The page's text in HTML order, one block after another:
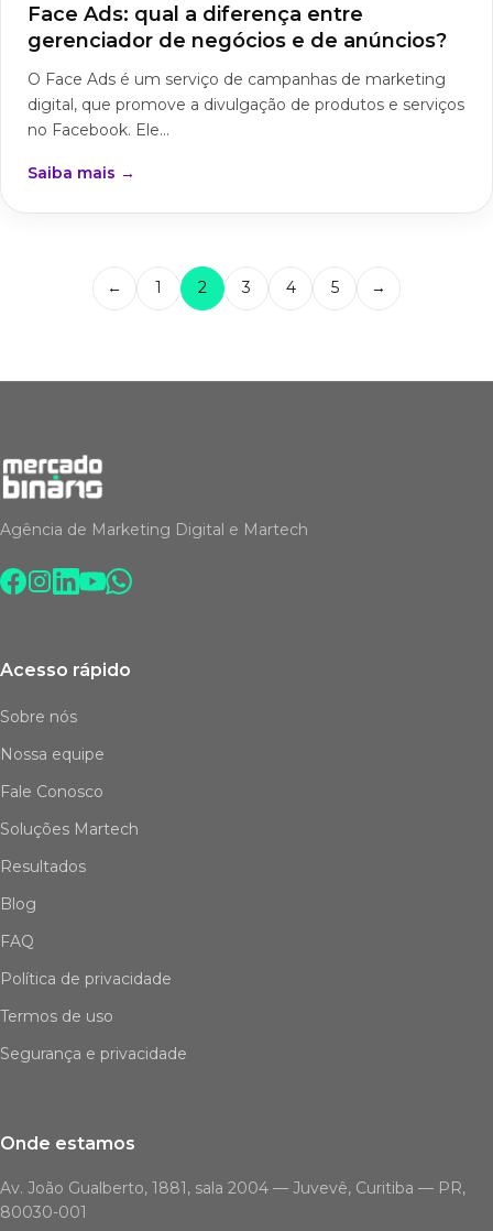
Face Ads: qual a diferença entre
gerenciador de negócios e de anúncios?
O Face Ads é um serviço de campanhas de marketing
digital, que promove a divulgação de produtos e serviços
no Facebook. Ele...
Saiba mais →
← 1 2 3 4 5 →
Agência de Marketing Digital e Martech
Acesso rápido
Sobre nós
Nossa equipe
Fale Conosco
Soluções Martech
Resultados
Blog
FAQ
Política de privacidade
Termos de uso
Segurança e privacidade
Onde estamos
Av. João Gualberto, 1881, sala 2004 — Juvevê, Curitiba — PR,
80030-001